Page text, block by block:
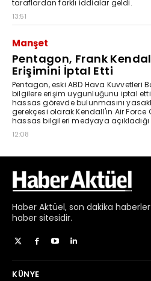
Haber Aktüel, son dakika haberler
haber sitesidir.
KÜNYE